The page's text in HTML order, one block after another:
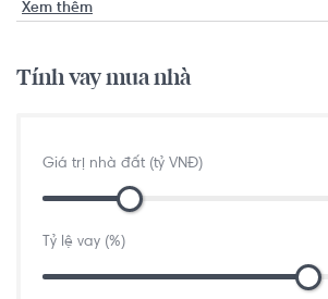
Xem thêm
Tính vay mua nhà
Giá trị nhà đất (tỷ VNĐ)
Tỷ lệ vay (%)